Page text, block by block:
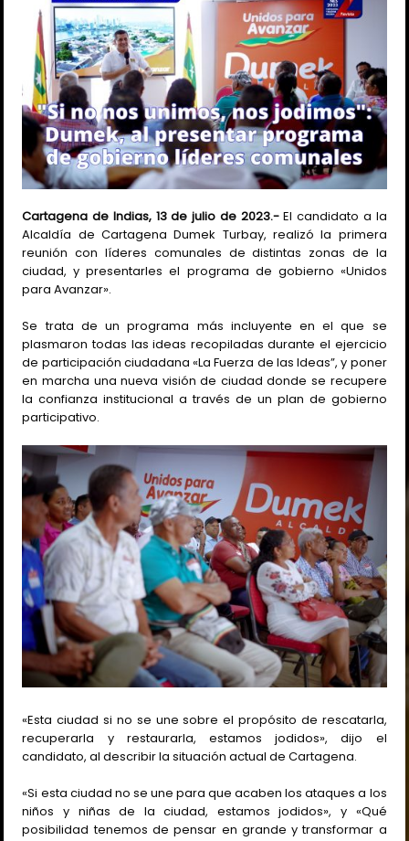
Cartagena de Indias, 13 de julio de 2023.-El candidato a la
Alcaldía de Cartagena Dumek Turbay, realizó la primera
reunión con líderes comunales de distintas zonas de la
ciudad, y presentarles el programa de gobierno «Unidos
para Avanzar».
Se trata de un programa más incluyente en el que se
plasmaron todas las ideas recopiladas durante el ejercicio
de participación ciudadana «La Fuerza de las Ideas”, y poner
en marcha una nueva visión de ciudad donde se recupere
la confianza institucional a través de un plan de gobierno
participativo.
«Esta ciudad si no se une sobre el propósito de rescatarla,
recuperarla y restaurarla, estamos jodidos», dijo el
candidato, al describir la situación actual de Cartagena.
«Si esta ciudad no se une para que acaben los ataques a los
niños y niñas de la ciudad, estamos jodidos», y «Qué
posibilidad tenemos de pensar en grande y transformar a